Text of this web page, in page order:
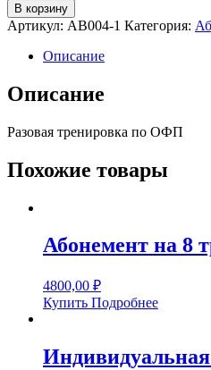
В корзину
Артикул: AB004-1 Категория:
Описание
Описание
Разовая тренировка по ОФП
Похожие товары
Абонемент на 8
4800,00 ₽
Купить Подробнее